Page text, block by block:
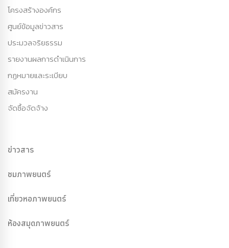
โครงสร้างองค์กร
ศูนย์ข้อมูลข่าวสาร
ประมวลจริยธรรม
รายงานผลการดำเนินการ
กฏหมายและระเบียบ
สมัครงาน
จัดซื้อจัดจ้าง
ข่าวสาร
ชมภาพยนตร์
เที่ยวหอภาพยนตร์
ห้องสมุดภาพยนตร์